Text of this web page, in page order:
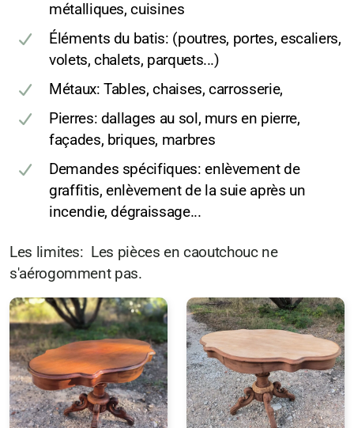
métalliques, cuisines
Éléments du batis: (poutres, portes, escaliers,
volets, chalets, parquets...)
Métaux: Tables, chaises, carrosserie,
Pierres: dallages au sol, murs en pierre,
façades, briques, marbres
Demandes spécifiques: enlèvement de
graffitis, enlèvement de la suie après un
incendie, dégraissage...
Les limites: Les pièces en caoutchouc ne
s'aérogomment pas.